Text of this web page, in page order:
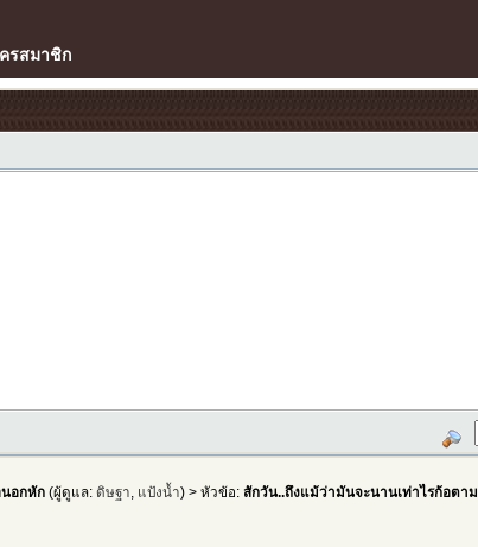
รสมาชิก
อกหัก (ผู้ดูแล:ดิษฐา แป้งน้ำ) > หัวข้อ:สักวัน..ถึงแม้ว่ามันจะนานเท่าไรก้อตาม